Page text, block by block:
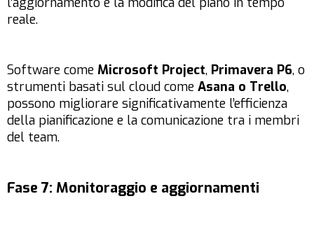
reale.
Software come Microsoft Project, Primavera P6, o
strumenti basati sul cloud come Asana o Trello,
possono migliorare significativamente l’efficienza
della pianificazione e la comunicazione tra i membri
del team.
Fase 7: Monitoraggio e aggiornamenti